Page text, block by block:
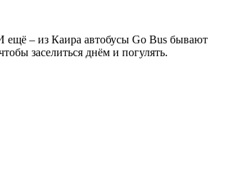
ещё – из Каира автобусы Go Bus бывают
заселиться днём и погулять.